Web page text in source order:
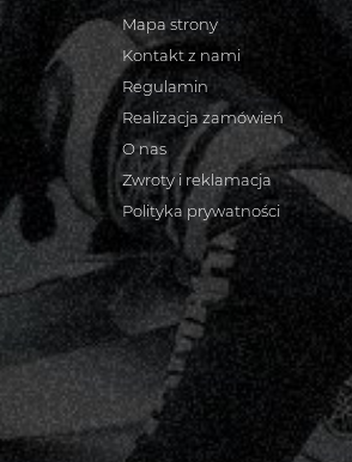
Mapa strony
Kontakt z nami
Regulamin
Realizacja zamówień
O nas
Zwroty i reklamacja
Polityka prywatności